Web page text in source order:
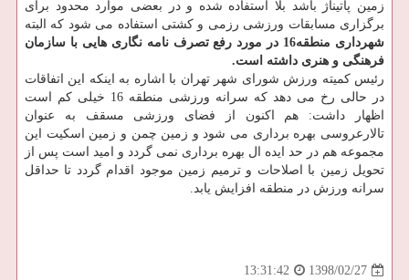
زمین پاتیناژ باشد بلا استفاده شده و در بعضی موارد محدود برای
برگزاری مسابقات ورزشی رزمی و كشتی استفاده می شود كه البته
شهرداری منطقه16 در مورد رفع تصرف نامه نگاری هایی با سازمان
فرهنگی و هنری داشته است.
رئیس كمیته ورزش شورای شهر تهران با اشاره به اینكه این اتفاقات
در حالی رخ می دهد كه سرانه ورزشی منطقه 16 خیلی كم است
اظهار داشت: هم اكنون از فضای ورزشی مسقف به عنوان
تالارعروسی بهره برداری می شود و زمین چمن و زمین اسكیت این
مجموعه هم در حد ایده ال بهره برداری نمی گردد و امید است پس از
تحویل زمین با اصلاحات و ترمیم زمین موجود اقدام گردد تا حداقل
سرانه ورزش در منطقه افزایش یابد.
1398/02/27
13:31:42